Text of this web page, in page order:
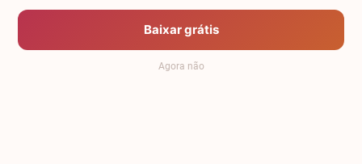
Política de Privacidade
Anuncie
Termos de Uso
Baixar grátis
Agora não